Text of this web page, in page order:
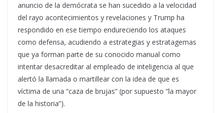
anuncio de la demócrata se han sucedido a la velocidad
del rayo acontecimientos y revelaciones y Trump ha
respondido en ese tiempo endureciendo los ataques
como defensa, acudiendo a estrategias y estratagemas
que ya forman parte de su conocido manual como
intentar desacreditar al empleado de inteligencia al que
alertó la llamada o martillear con la idea de que es
víctima de una “caza de brujas” (por supuesto “la mayor
de la historia”).